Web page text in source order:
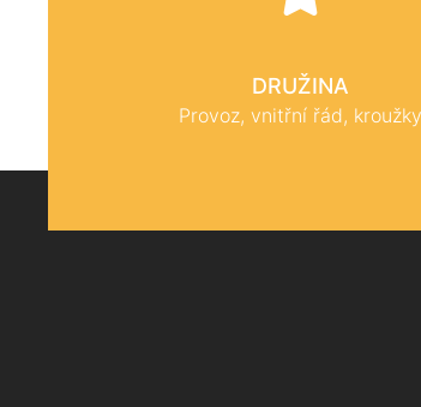
DRUŽINA
Provoz, vnitřní řád, kroužky